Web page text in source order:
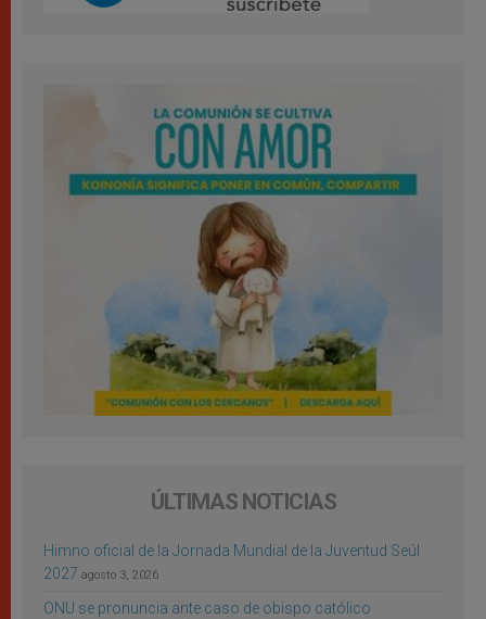
ÚLTIMAS NOTICIAS
Himno oficial de la Jornada Mundial de la Juventud Seúl
2027 agosto 3, 2026
ONU se pronuncia ante caso de obispo católico